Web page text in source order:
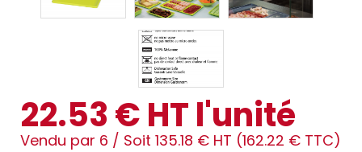
22.53 € HT l'unité
Vendu par 6 / Soit 135.18 € HT (162.22 € TTC)